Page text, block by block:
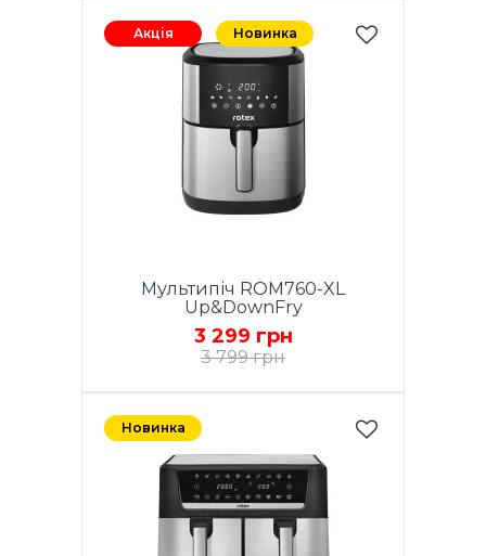
Акція Новинка
Мультипіч ROM760-XL
Up&DownFry
3 299 грн
3 799 грн
Новинка